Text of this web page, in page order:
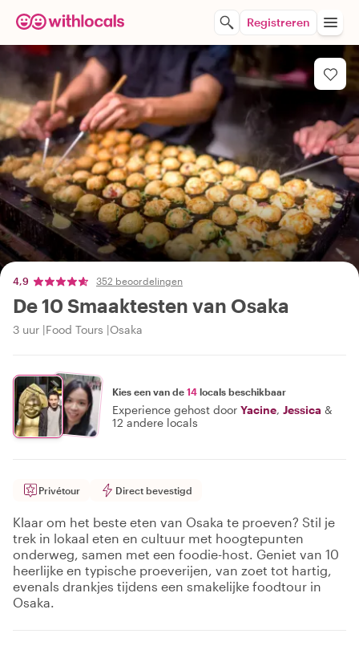
Registreren
4,9 352 beoordelingen
De 10 Smaaktesten van Osaka
3 uur Food Tours Osaka
Kies een van de 14 locals beschikbaar
Experience gehost door Yacine, Jessica &
12 andere locals
Privétour Direct bevestigd
Klaar om het beste eten van Osaka te proeven? Stil je
trek in lokaal eten en cultuur met hoogtepunten
onderweg, samen met een foodie-host. Geniet van 10
heerlijke en typische proeverijen, van zoet tot hartig,
evenals drankjes tijdens een smakelijke foodtour in
Osaka.